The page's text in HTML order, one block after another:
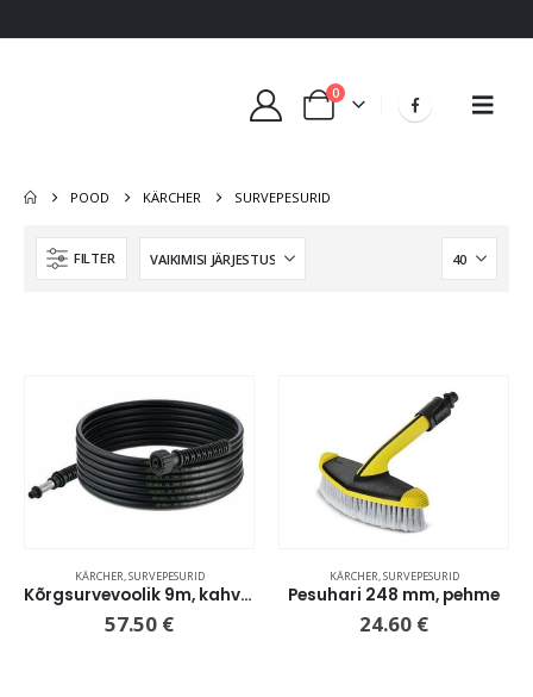
0
POOD KÄRCHER SURVEPESURID
FILTER
KÄRCHER,SURVEPESURID
Kõrgsurvevoolik 9m, kahvliga
57.50 €
KÄRCHER,SURVEPESURID
Pesuhari 248 mm, pehme
24.60 €